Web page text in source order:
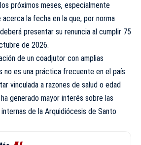
próximos meses, especialmente
acerca la fecha en la que, por norma
presentar su renuncia al cumplir 75
de 2026.
de un coadjutor con amplias
no es una práctica frecuente en el país
vinculada a razones de salud o edad
ha generado mayor interés sobre las
internas de la Arquidiócesis de Santo